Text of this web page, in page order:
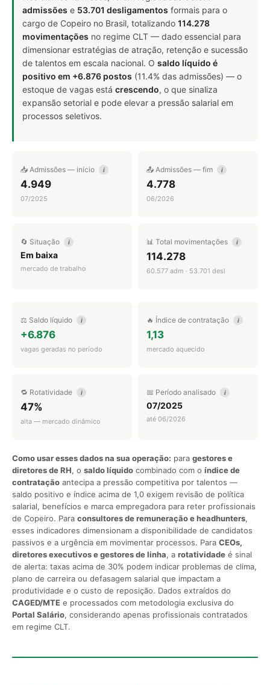
admissões e 53.701 desligamentos formais para o
cargo de Copeiro no Brasil, totalizando 114.278
movimentações no regime CLT — dado essencial para
dimensionar estratégias de atração, retenção e sucessão
de talentos em escala nacional. O saldo líquido é
positivo em +6.876 postos (11.4% das admissões) — o
estoque de vagas está crescendo, o que sinaliza
expansão setorial e pode elevar a pressão salarial em
processos seletivos.
📥 Admissões — início i
4.949
07/2025
📤 Admissões — fim i
4.778
06/2026
🔄 Situação i
Em baixa
mercado de trabalho
📊 Total movimentações i
114.278
60.577 adm · 53.701 desl
⚖️ Saldo líquido i
+6.876
vagas geradas no período
🔥 Índice de contratação i
1,13
mercado aquecido
🔁 Rotatividade i
47%
alta — mercado dinâmico
📅 Período analisado i
07/2025
até 06/2026
Como usar esses dados na sua operação: para gestores e
diretores de RH, o saldo líquido combinado com o índice de
contratação antecipa a pressão competitiva por talentos —
saldo positivo e índice acima de 1,0 exigem revisão de política
salarial, benefícios e marca empregadora para reter profissionais
de Copeiro. Para consultores de remuneração e headhunters,
esses indicadores dimensionam a disponibilidade de candidatos
passivos e a urgência em movimentar processos. Para CEOs,
diretores executivos e gestores de linha, a rotatividade é sinal
de alerta: taxas acima de 30% podem indicar problemas de clima,
plano de carreira ou defasagem salarial que impactam a
produtividade e o custo de reposição. Dados extraídos do
CAGED/MTE e processados com metodologia exclusiva do
Portal Salário, considerando apenas profissionais contratados
em regime CLT.